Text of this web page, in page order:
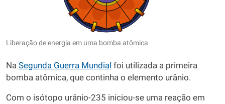
Liberação de energia em uma bomba atômica
Na Segunda Guerra Mundial foi utilizada a primeira
bomba atômica, que continha o elemento urânio.
Com o isótopo urânio-235 iniciou-se uma reação em